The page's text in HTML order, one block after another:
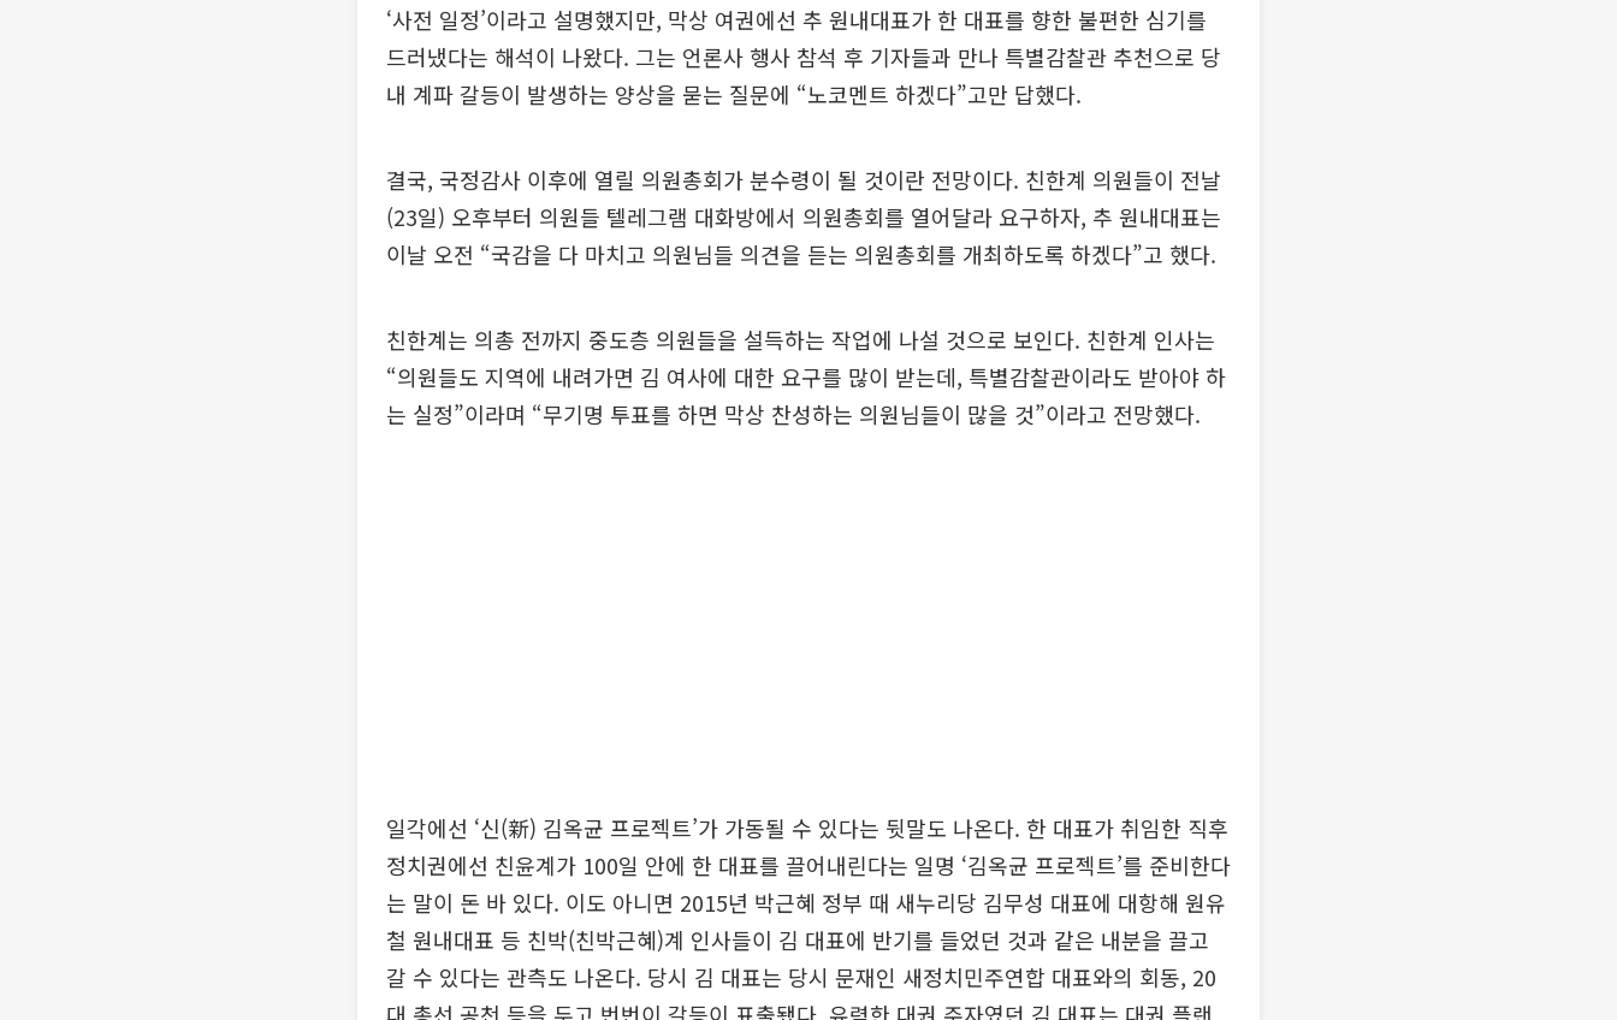
‘사전 일정’이라고 설명했지만, 막상 여권에선 추 원내대표가 한 대표를 향한 불편한 심기를
드러냈다는 해석이 나왔다. 그는 언론사 행사 참석 후 기자들과 만나 특별감찰관 추천으로 당
내 계파 갈등이 발생하는 양상을 묻는 질문에 “노코멘트 하겠다”고만 답했다.
결국, 국정감사 이후에 열릴 의원총회가 분수령이 될 것이란 전망이다. 친한계 의원들이 전날
(23일) 오후부터 의원들 텔레그램 대화방에서 의원총회를 열어달라 요구하자, 추 원내대표는
이날 오전 “국감을 다 마치고 의원님들 의견을 듣는 의원총회를 개최하도록 하겠다”고 했다.
친한계는 의총 전까지 중도층 의원들을 설득하는 작업에 나설 것으로 보인다. 친한계 인사는
“의원들도 지역에 내려가면 김 여사에 대한 요구를 많이 받는데, 특별감찰관이라도 받아야 하
는 실정”이라며 “무기명 투표를 하면 막상 찬성하는 의원님들이 많을 것”이라고 전망했다.
일각에선 ‘신(新) 김옥균 프로젝트’가 가동될 수 있다는 뒷말도 나온다. 한 대표가 취임한 직후
정치권에선 친윤계가 100일 안에 한 대표를 끌어내린다는 일명 ‘김옥균 프로젝트’를 준비한다
는 말이 돈 바 있다. 이도 아니면 2015년 박근혜 정부 때 새누리당 김무성 대표에 대항해 원유
철 원내대표 등 친박(친박근혜)계 인사들이 김 대표에 반기를 들었던 것과 같은 내분을 끌고
갈 수 있다는 관측도 나온다. 당시 김 대표는 당시 문재인 새정치민주연합 대표와의 회동, 20